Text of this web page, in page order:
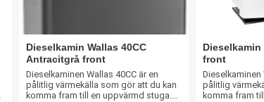
Dieselkamin Wallas 40CC
Antracitgrå front
Dieselkaminen Wallas 40CC är en
pålitlig värmekälla som gör att du kan
komma fram till en uppvärmd stuga.
front
Dieselkaminen
pålitlig
komma fram